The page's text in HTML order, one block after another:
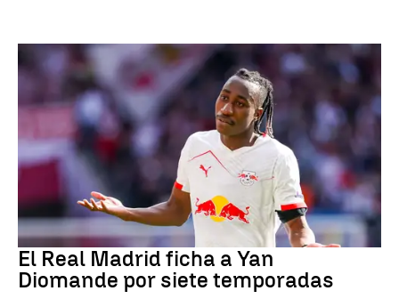
Fútbol
El Real Madrid ficha a Yan
Diomande por siete temporadas